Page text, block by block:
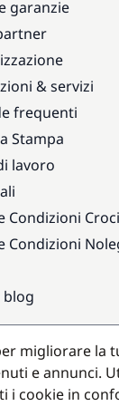
garanzie
& servizi
frequenti
Stampa
lavoro
Condizioni
Condizioni
popolari
migliorare la
e annunci.
i cookie in